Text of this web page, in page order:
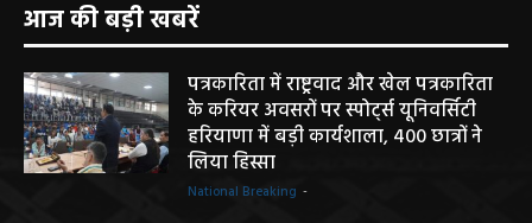
आज की बड़ी खबरें
पत्रकारिता में राष्ट्रवाद और खेल पत्रकारिता
के करियर अवसरों पर स्पोर्ट्स यूनिवर्सिटी
हरियाणा में बड़ी कार्यशाला, 400 छात्रों ने
लिया हिस्सा
National Breaking -